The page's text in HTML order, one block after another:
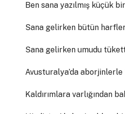
Ben sana yazılmış küçük
Sana gelirken bütün
Sana gelirken umudu
Avusturalya’da
Kaldırımlara varlığından